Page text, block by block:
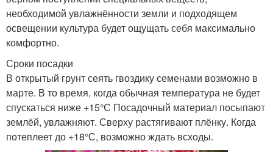
необходимой увлажнённости земли и подходящем
освещении культура будет ощущать себя максимально
комфортно.
Сроки посадки
В открытый грунт сеять гвоздику семенами возможно в
марте. В то время, когда обычная температура не будет
спускаться ниже +15°С Посадочный материал посыпают
землёй, увлажняют. Сверху растягивают плёнку. Когда
потеплеет до +18°С, возможно ждать всходы.